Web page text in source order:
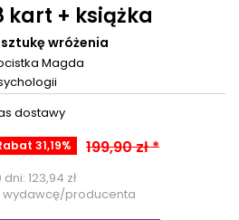
kart + książka
wróżenia
Magda
dostawy
31,19% 199,90 zł *
dni: 123,94 zł
wydawcę/producenta